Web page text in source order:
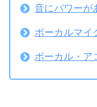
音にパワーが
ボーカルマイ
ボーカル・ア